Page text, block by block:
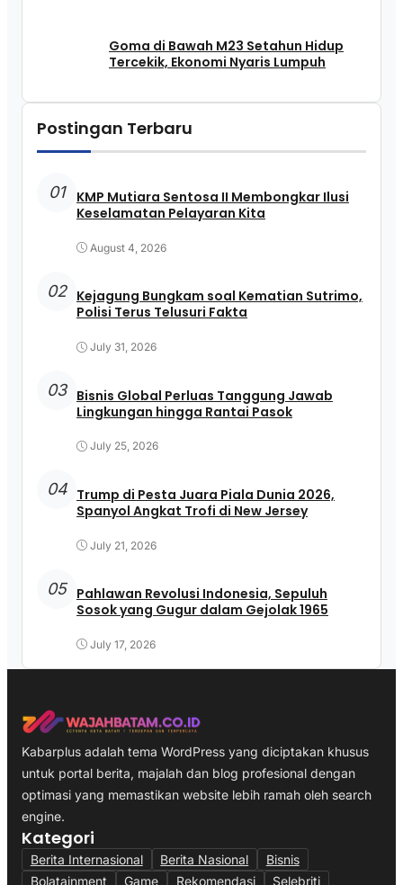
Goma di Bawah M23 Setahun Hidup
Tercekik, Ekonomi Nyaris Lumpuh
Postingan Terbaru
01
KMP Mutiara Sentosa II Membongkar Ilusi
Keselamatan Pelayaran Kita
August 4, 2026
02 Kejagung Bungkam soal Kematian Sutrimo,
Polisi Terus Telusuri Fakta
July 31, 2026
03 Bisnis Global Perluas Tanggung Jawab
Lingkungan hingga Rantai Pasok
July 25, 2026
04 Trump di Pesta Juara Piala Dunia 2026,
Spanyol Angkat Trofi di New Jersey
July 21, 2026
05 Pahlawan Revolusi Indonesia, Sepuluh
Sosok yang Gugur dalam Gejolak 1965
July 17, 2026
Kabarplus adalah tema WordPress yang diciptakan khusus
untuk portal berita, majalah dan blog profesional dengan
optimasi yang memastikan website lebih ramah oleh search
engine.
Kategori
Berita Internasional Berita Nasional
Bisnis
Bolatainment
Game Rekomendasi Selebriti